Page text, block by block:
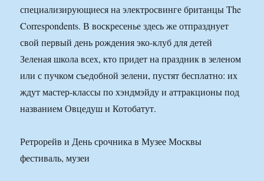
специализирующиеся на электросвинге британцы The
Correspondents. В воскресенье здесь же отпразднует
свой первый день рождения эко-клуб для детей
Зеленая школа всех, кто придет на праздник в зеленом
или с пучком съедобной зелени, пустят бесплатно: их
ждут мастер-классы по хэндмэйду и аттракционы под
названием Овцедуш и Котобатут.
Ретрорейв и День срочника в Музее Москвы
фестиваль, музеи